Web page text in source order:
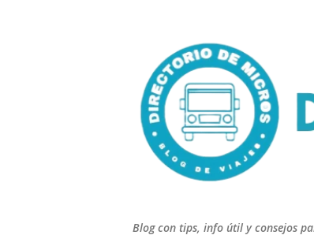
Blog con tips, info útil y consejos